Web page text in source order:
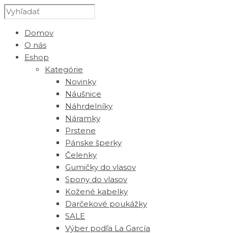
Domov
O nás
Eshop
Kategórie
Novinky
Náušnice
Náhrdelníky
Náramky
Prstene
Pánske šperky
Čelenky
Gumičky do vlasov
Spony do vlasov
Kožené kabelky
Darčekové poukážky
SALE
Výber podľa La García